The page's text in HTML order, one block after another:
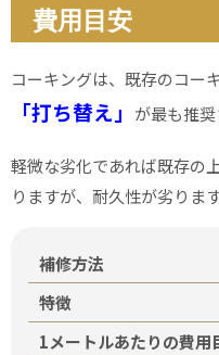
費用目安
コーキングは、既存のコー
「打ち替え」 が最も推奨
軽微な劣化であれば既存の
りますが、耐久性が劣ります
補修方法
特徴
1メートルあたりの費用